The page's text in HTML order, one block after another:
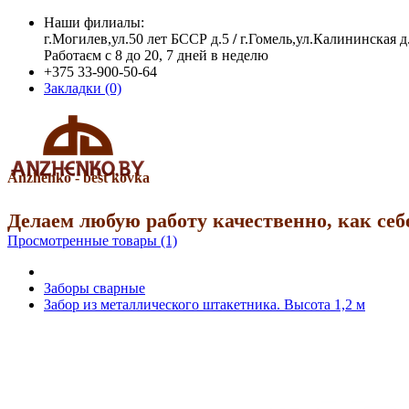
Наши филиалы:
г.Могилев,ул.50 лет БССР д.5 /г.Гомель,ул.Калининская
Работаєм с 8 до 20, 7 дней в неделю
+375 33-900-50-64
Закладки (0)
Anzhenko - best kovka
Делаем любую работу качественно, как
Просмотренные товары (1)
Заборы сварные
Забор из металлического штакетника. Высота 1,2 м